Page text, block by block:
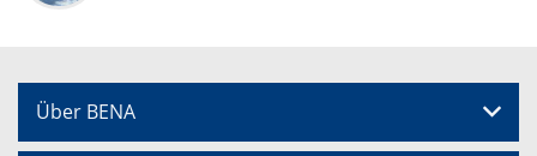
Über BENA